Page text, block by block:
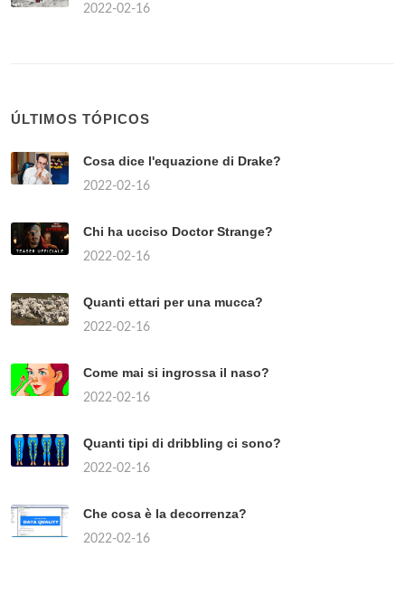
2022-02-16
ÚLTIMOS TÓPICOS
Cosa dice l'equazione di Drake?
2022-02-16
Chi ha ucciso Doctor Strange?
2022-02-16
Quanti ettari per una mucca?
2022-02-16
Come mai si ingrossa il naso?
2022-02-16
Quanti tipi di dribbling ci sono?
2022-02-16
Che cosa è la decorrenza?
2022-02-16